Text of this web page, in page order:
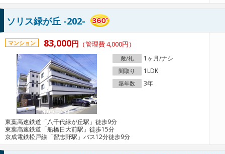
ソリス緑が丘 -202-
マンション 83,000円 （管理費 4,000円）
敷/礼 1ヶ月/ナシ
間取り 1LDK
築年数 3年
東葉高速鉄道「八千代緑が丘駅」徒歩9分
東葉高速鉄道「船橋日大前駅」徒歩15分
京成電鉄松戸線「習志野駅」バス12分徒歩9分